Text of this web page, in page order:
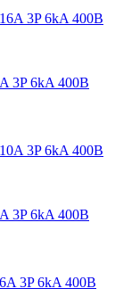
3P 6kA 400В
3P 6kA 400В